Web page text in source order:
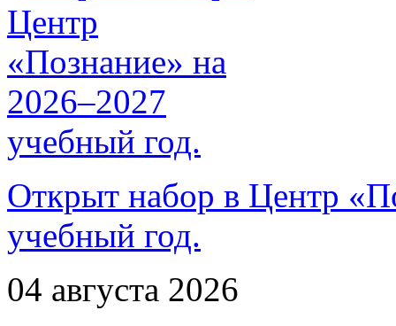
Открыт набор в Центр
учебный год.
04 августа 2026